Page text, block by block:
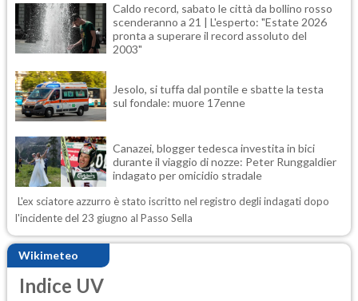
Caldo record, sabato le città da bollino rosso
scenderanno a 21 | L'esperto: "Estate 2026
pronta a superare il record assoluto del
2003"
Jesolo, si tuffa dal pontile e sbatte la testa
sul fondale: muore 17enne
Canazei, blogger tedesca investita in bici
durante il viaggio di nozze: Peter Runggaldier
indagato per omicidio stradale
L'ex sciatore azzurro è stato iscritto nel registro degli indagati dopo
l'incidente del 23 giugno al Passo Sella
Wikimeteo
Indice UV